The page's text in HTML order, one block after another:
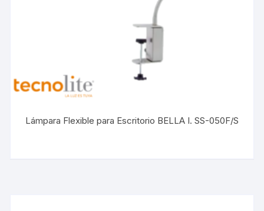
Lámpara Flexible para Escritorio BELLA I. SS-050F/S